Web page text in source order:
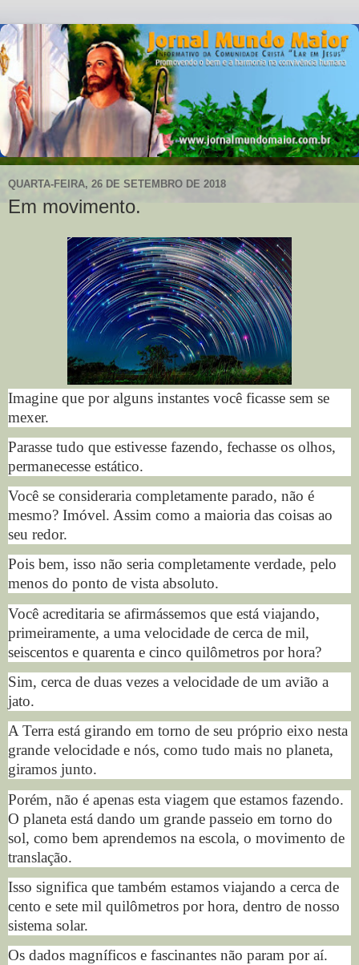
QUARTA-FEIRA, 26 DE SETEMBRO DE 2018
Em movimento.
Imagine que por alguns instantes você ficasse sem se
mexer.
Parasse tudo que estivesse fazendo, fechasse os olhos,
permanecesse estático.
Você se consideraria completamente parado, não é
mesmo? Imóvel. Assim como a maioria das coisas ao
seu redor.
Pois bem, isso não seria completamente verdade, pelo
menos do ponto de vista absoluto.
Você acreditaria se afirmássemos que está viajando,
primeiramente, a uma velocidade de cerca de mil,
seiscentos e quarenta e cinco quilômetros por hora?
Sim, cerca de duas vezes a velocidade de um avião a
jato.
A Terra está girando em torno de seu próprio eixo nesta
grande velocidade e nós, como tudo mais no planeta,
giramos junto.
Porém, não é apenas esta viagem que estamos fazendo.
O planeta está dando um grande passeio em torno do
sol, como bem aprendemos na escola, o movimento de
translação.
Isso significa que também estamos viajando a cerca de
cento e sete mil quilômetros por hora, dentro de nosso
sistema solar.
Os dados magníficos e fascinantes não param por aí.